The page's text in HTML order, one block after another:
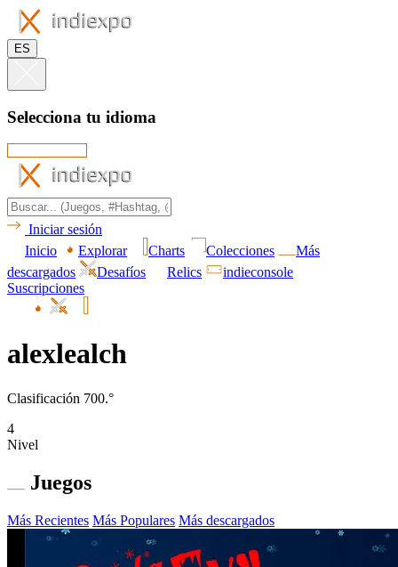
ES
Selecciona tu idioma
Iniciar sesión
Inicio
Explorar Charts Colecciones
Más
descargados
Desafíos Relics
indieconsole
Suscripciones
alexlealch
Clasificación 700.°
4
Nivel
Juegos
Más Recientes Más Populares Más descargados